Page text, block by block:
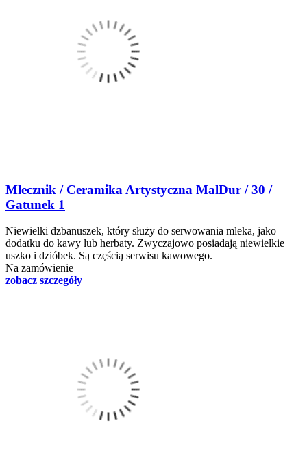
Mlecznik / Ceramika Artystyczna MalDur / 30 /
Gatunek 1
Niewielki dzbanuszek, który służy do serwowania mleka, jako
dodatku do kawy lub herbaty. Zwyczajowo posiadają niewielkie
uszko i dzióbek. Są częścią serwisu kawowego.
Na zamówienie
zobacz szczegóły